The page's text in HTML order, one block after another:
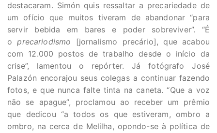
destacaram. Simón quis ressaltar a precariedade de
um ofício que muitos tiveram de abandonar “para
servir bebida em bares e poder sobreviver”. “É
oprecariodismo [jornalismo precário], que acabou
com 12.000 postos de trabalho desde o início da
crise”, lamentou o repórter. Já fotógrafo José
Palazón encorajou seus colegas a continuar fazendo
fotos, e que nunca falte tinta na caneta. “Que a voz
não se apague”, proclamou ao receber um prêmio
que dedicou “a todos os que estiveram, ombro a
ombro, na cerca de Melilha, opondo-se à política de